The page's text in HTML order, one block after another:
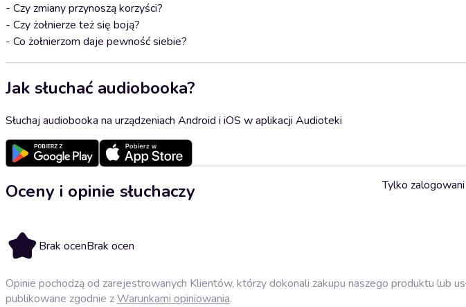
- Czy zmiany przynoszą korzyści?
- Czy żołnierze też się boją?
- Co żołnierzom daje pewność siebie?
Jak słuchać audiobooka?
Słuchaj audiobooka na urządzeniach Android i iOS w aplikacji Audioteki
Oceny i opinie słuchaczy
Brak ocenBrak ocen
Tylko
Opinie pochodzą od zarejestrowanych Klientów, którzy dokonali zakupu naszego produktu lub
publikowane zgodnie zWarunkami opiniowania.